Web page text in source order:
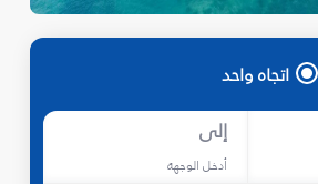
اتجاه واحد
إلى
أدخل الوجهة